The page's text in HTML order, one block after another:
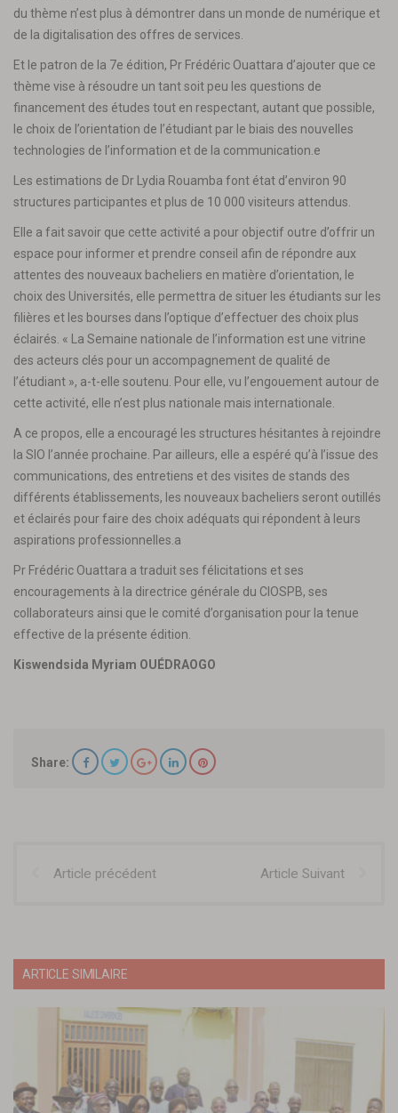
du thème n’est plus à démontrer dans un monde de numérique et
de la digitalisation des offres de services.
Et le patron de la 7e édition, Pr Frédéric Ouattara d’ajouter que ce
thème vise à résoudre un tant soit peu les questions de
financement des études tout en respectant, autant que possible,
le choix de l’orientation de l’étudiant par le biais des nouvelles
technologies de l’information et de la communication.e
Les estimations de Dr Lydia Rouamba font état d’environ 90
structures participantes et plus de 10 000 visiteurs attendus.
Elle a fait savoir que cette activité a pour objectif outre d’offrir un
espace pour informer et prendre conseil afin de répondre aux
attentes des nouveaux bacheliers en matière d’orientation, le
choix des Universités, elle permettra de situer les étudiants sur les
filières et les bourses dans l’optique d’effectuer des choix plus
éclairés. « La Semaine nationale de l’information est une vitrine
des acteurs clés pour un accompagnement de qualité de
l’étudiant », a-t-elle soutenu. Pour elle, vu l’engouement autour de
cette activité, elle n’est plus nationale mais internationale.
A ce propos, elle a encouragé les structures hésitantes à rejoindre
la SIO l’année prochaine. Par ailleurs, elle a espéré qu’à l’issue des
communications, des entretiens et des visites de stands des
différents établissements, les nouveaux bacheliers seront outillés
et éclairés pour faire des choix adéquats qui répondent à leurs
aspirations professionnelles.a
Pr Frédéric Ouattara a traduit ses félicitations et ses
encouragements à la directrice générale du CIOSPB, ses
collaborateurs ainsi que le comité d’organisation pour la tenue
effective de la présente édition.
Kiswendsida Myriam OUÉDRAOGO
Share:
Article précédent Article Suivant
ARTICLE SIMILAIRE